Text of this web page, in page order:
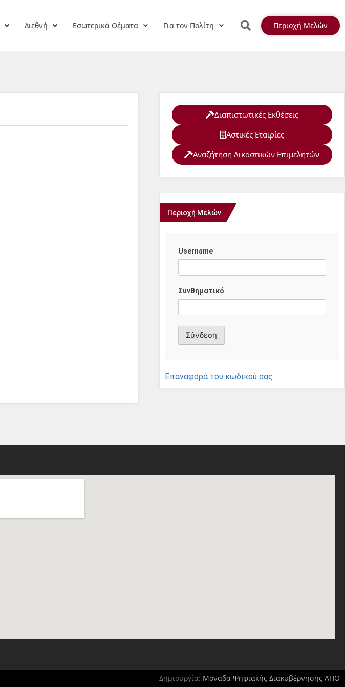
Διεθνή Εσωτερικά Θέματα Για τον Πολίτη Περιοχή Μελών
Διαπιστωτικές Εκθέσεις
Αστικές Εταιρίες
Αναζήτηση Δικαστικών Επιμελητών
Περιοχή Μελών
Username
Συνθηματικό
Επαναφορά του κωδικού σας
Δημιουργία: Μονάδα Ψηφιακής Διακυβέρνησης ΑΠΘ